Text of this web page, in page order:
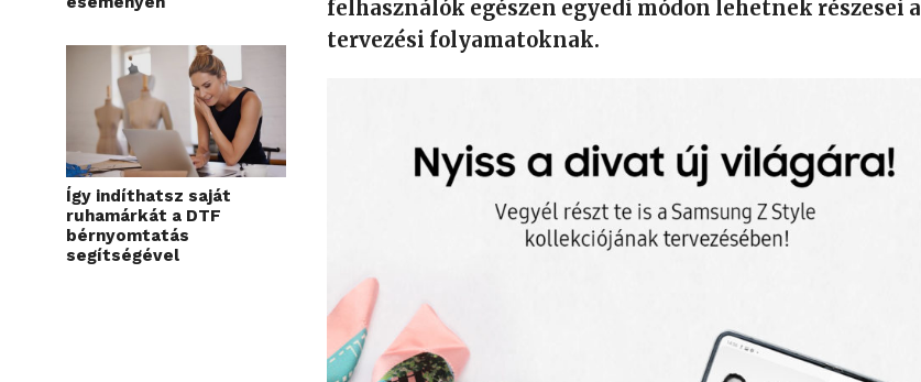
Így indíthatsz saját
ruhamárkát a DTF
bérnyomtatás
segítségével
felhasználók egészen egyedi módon lehetnek részesei a
tervezési folyamatoknak.